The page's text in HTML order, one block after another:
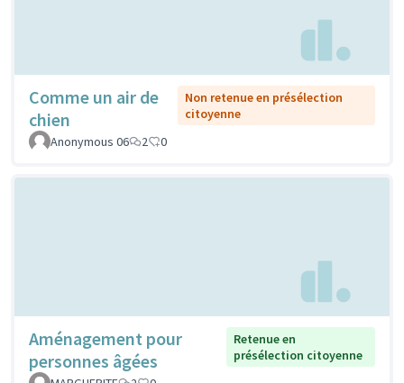
Comme un air de
chien
Non retenue en présélection
citoyenne
Anonymous 06
2 0
Aménagement pour
personnes âgées
Retenue en
présélection citoyenne